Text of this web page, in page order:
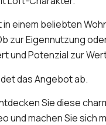
einem beliebten
zur Eigennutzung
und Potenzial zur
das Angebot ab.
Sie diese
und machen Sie sich